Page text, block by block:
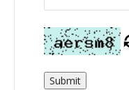
Submit